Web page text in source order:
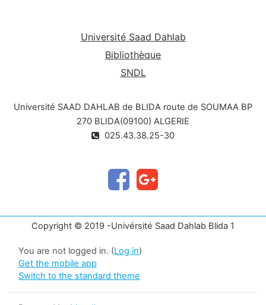
Université Saad Dahlab
Bibliothèque
SNDL
Université SAAD DAHLAB de BLIDA route de SOUMAA BP
270 BLIDA(09100) ALGERIE
025.43.38.25-30
Copyright © 2019 -Univérsité Saad Dahlab Blida 1
You are not logged in. (Log in)
Get the mobile app
Switch to the standard theme